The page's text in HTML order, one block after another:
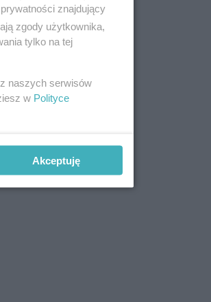
znajdujący
zgody użytkownika,
tylko na tej
naszych serwisów
w Polityce
Akceptuję